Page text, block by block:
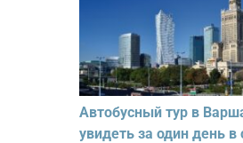
Автобусный тур в
увидеть за один день в